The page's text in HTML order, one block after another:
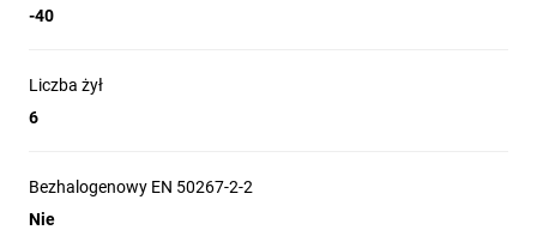
-40
Liczba żył
6
Bezhalogenowy EN 50267-2-2
Nie